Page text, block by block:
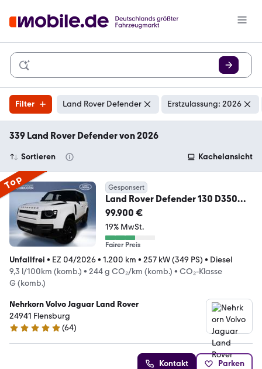
Filter Land Rover Defender Erstzulassung: 2026
339 Land Rover Defender von 2026
Sortieren Kachelansicht
Top Gesponsert
Land Rover Defender 130 D350
Outbound
99.900 €
19% MwSt.
Fairer Preis
Unfallfrei • EZ 04/2026• 1.200 km • 257 kW (349 PS) • Diesel
9,3 l/100km (komb.) • 244 g CO₂/km (komb.) • CO₂-Klasse
G (komb.)
Nehrkorn Volvo Jaguar Land Rover
24941 Flensburg
4.8 Sterne
(64)
Kontakt Parken